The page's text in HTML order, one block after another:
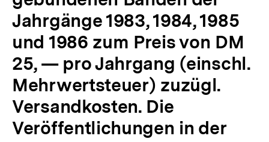
Jahrgänge 1983, 1984, 1985
und 1986 zum Preis von DM
25, — pro Jahrgang (einschl.
Mehrwertsteuer) zuzügl.
Versandkosten. Die
Veröffentlichungen in der